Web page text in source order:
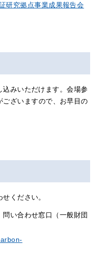
研究拠点事業成果報告会
みいただけます。会場参
ざいますので、お早目の
ください。
い合わせ窓⼝（一般財団